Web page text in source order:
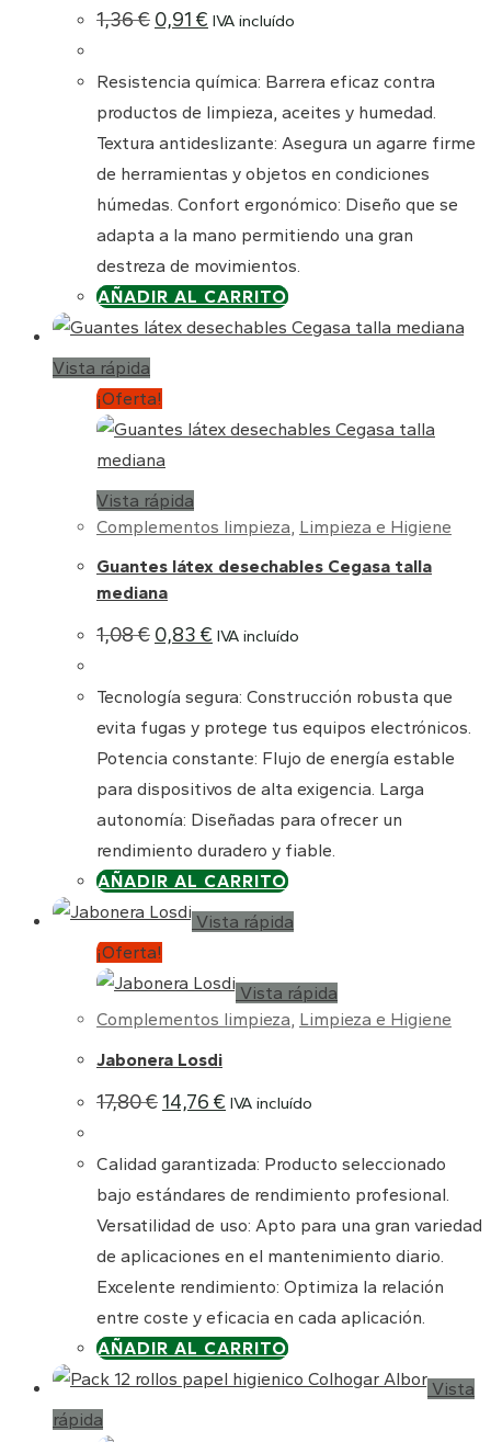
1,36€ El
precio
era:
1,36 €.
0,91 € El
precio
es:
0,91 €.
IVA incluído
Resistencia química: Barrera eficaz contra
productos de limpieza, aceites y humedad.
Textura antideslizante: Asegura un agarre firme
de herramientas y objetos en condiciones
húmedas. Confort ergonómico: Diseño que se
adapta a la mano permitiendo una gran
destreza de movimientos.
AÑADIR AL CARRITO
Vista rápida
¡Oferta!
Vista rápida
Complementos limpieza, Limpieza e Higiene
Guantes látex desechables Cegasa talla
mediana
1,08€ El
precio
era:
1,08 €.
0,83 € El
precio
es:
0,83 €.
IVA incluído
Tecnología segura: Construcción robusta que
evita fugas y protege tus equipos electrónicos.
Potencia constante: Flujo de energía estable
para dispositivos de alta exigencia. Larga
autonomía: Diseñadas para ofrecer un
rendimiento duradero y fiable.
AÑADIR AL CARRITO
Vista rápida
¡Oferta!
Vista rápida
Complementos limpieza, Limpieza e Higiene
Jabonera Losdi
17,80€El
precio
era:
17,80 €.
14,76 € El
precio
es:
14,76 €.
IVA incluído
Calidad garantizada: Producto seleccionado
bajo estándares de rendimiento profesional.
Versatilidad de uso: Apto para una gran variedad
de aplicaciones en el mantenimiento diario.
Excelente rendimiento: Optimiza la relación
entre coste y eficacia en cada aplicación.
AÑADIR AL CARRITO
Vista
rápida